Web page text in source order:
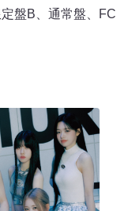
盤B、通常盤、FC